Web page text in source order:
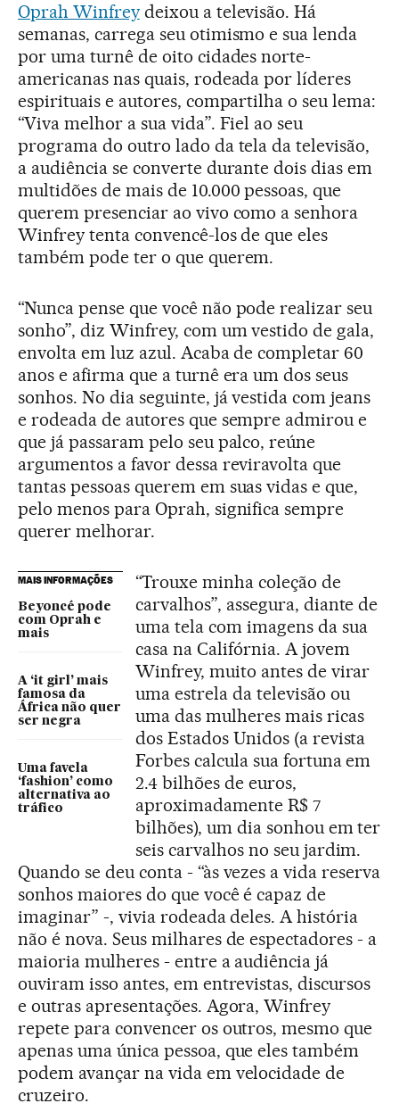
Oprah Winfreydeixou a televisão. Há
semanas, carrega seu otimismo e sua lenda
por uma turnê de oito cidades norte-
americanas nas quais, rodeada por líderes
espirituais e autores, compartilha o seu lema:
“Viva melhor a sua vida”. Fiel ao seu
programa do outro lado da tela da televisão,
a audiência se converte durante dois dias em
multidões de mais de 10.000 pessoas, que
querem presenciar ao vivo como a senhora
Winfrey tenta convencê-los de que eles
também pode ter o que querem.
“Nunca pense que você não pode realizar seu
sonho”, diz Winfrey, com um vestido de gala,
envolta em luz azul. Acaba de completar 60
anos e afirma que a turnê era um dos seus
sonhos. No dia seguinte, já vestida com jeans
e rodeada de autores que sempre admirou e
que já passaram pelo seu palco, reúne
argumentos a favor dessa reviravolta que
tantas pessoas querem em suas vidas e que,
pelo menos para Oprah, significa sempre
querer melhorar.
MAIS INFORMAÇÕES
Beyoncé pode
com Oprah e
mais
A ‘it girl’ mais
famosa da
África não quer
ser negra
Uma favela
‘fashion’ como
alternativa ao
tráfico
“Trouxe minha coleção de
carvalhos”, assegura, diante de
uma tela com imagens da sua
casa na Califórnia. A jovem
Winfrey, muito antes de virar
uma estrela da televisão ou
uma das mulheres mais ricas
dos Estados Unidos (a revista
Forbes calcula sua fortuna em
2.4 bilhões de euros,
aproximadamente R$ 7
bilhões), um dia sonhou em ter
seis carvalhos no seu jardim.
Quando se deu conta - “às vezes a vida reserva
sonhos maiores do que você é capaz de
imaginar” -, vivia rodeada deles. A história
não é nova. Seus milhares de espectadores - a
maioria mulheres - entre a audiência já
ouviram isso antes, em entrevistas, discursos
e outras apresentações. Agora, Winfrey
repete para convencer os outros, mesmo que
apenas uma única pessoa, que eles também
podem avançar na vida em velocidade de
cruzeiro.